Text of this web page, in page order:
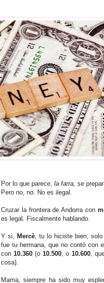
Por lo que parece,la farra, se
Pero no, no. No es ilegal.
Cruzar la frontera de Andorra con
es legal. Fiscalmente hablando.
Y si, Mercè, tu lo hiciste bien; solo
fue tu hermana, que no contó con
con10.360(o 10.500, o 10.600,
cosa).
Mama, siempre ha sido muy